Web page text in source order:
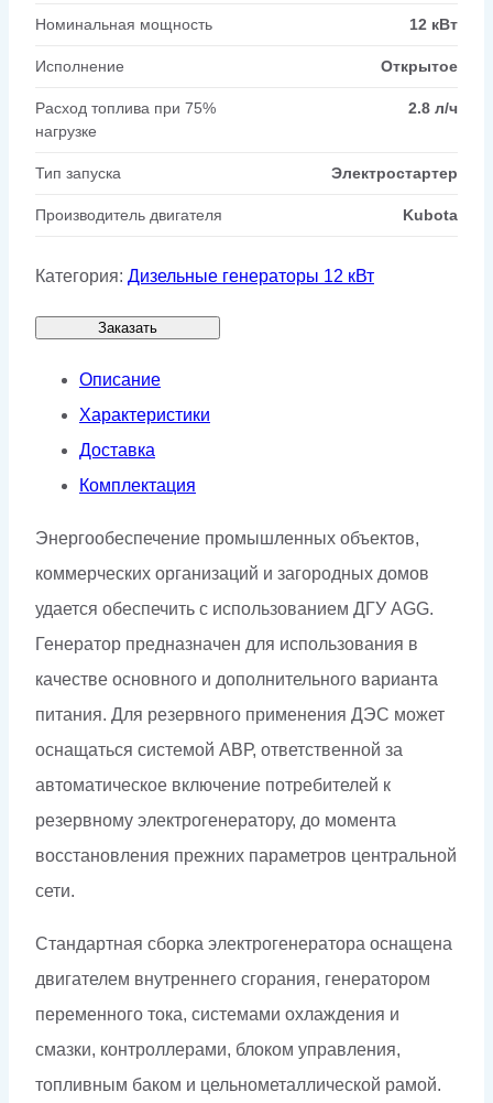
Номинальная мощность 12 кВт
Исполнение Открытое
Расход топлива при 75%
нагрузке
2.8 л/ч
Тип запуска Электростартер
Производитель двигателя Kubota
Категория: Дизельные генераторы 12 кВт
Заказать
Описание
Характеристики
Доставка
Комплектация
Энергообеспечение промышленных объектов,
коммерческих организаций и загородных домов
удается обеспечить с использованием ДГУ AGG.
Генератор предназначен для использования в
качестве основного и дополнительного варианта
питания. Для резервного применения ДЭС может
оснащаться системой АВР, ответственной за
автоматическое включение потребителей к
резервному электрогенератору, до момента
восстановления прежних параметров центральной
сети.
Стандартная сборка электрогенератора оснащена
двигателем внутреннего сгорания, генератором
переменного тока, системами охлаждения и
смазки, контроллерами, блоком управления,
топливным баком и цельнометаллической рамой.